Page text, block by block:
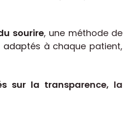
sourire, une méthode de
à chaque patient,
sur la transparence, la